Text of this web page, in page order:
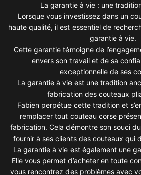
La garantie à vie : une
Lorsque vous investissez dans un
haute qualité, il est essentiel de
garantie à vie.
Cette garantie témoigne de
envers son travail et de sa
exceptionnelle de ses
La garantie à vie est une tradition
fabrication des couteaux
Fabien perpétue cette tradition et
remplacer tout couteau corse
fabrication. Cela démontre son souci
fournir à ses clients des couteaux qui
La garantie à vie est également une
Elle vous permet d’acheter en toute
vous rencontrez des problèmes avec